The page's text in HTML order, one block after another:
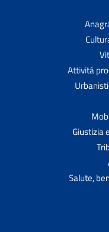
Attività
Giustizia
Salute,